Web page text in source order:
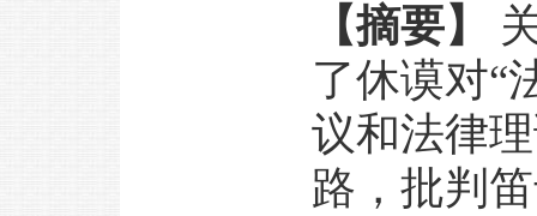
【摘要】
了休谟对“
议和法律
路，批判